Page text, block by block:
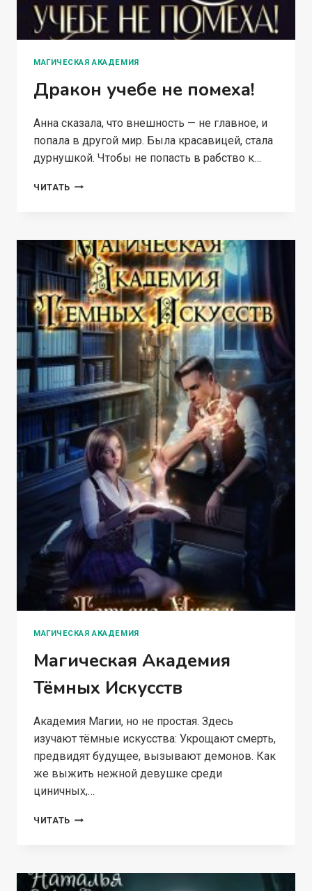
МАГИЧЕСКАЯ АКАДЕМИЯ
Дракон учебе не помеха!
Анна сказала, что внешность — не главное, и
попала в другой мир. Была красавицей, стала
дурнушкой. Чтобы не попасть в рабство к…
ЧИТАТЬ ДРАКОН
МАГИЧЕСКАЯ АКАДЕМИЯ
Магическая Академия
Тёмных Искусств
Академия Магии, но не простая. Здесь
изучают тёмные искусства: Укрощают смерть,
предвидят будущее, вызывают демонов. Как
же выжить нежной девушке среди
циничных,…
ЧИТАТЬ МАГИЧЕСКАЯ